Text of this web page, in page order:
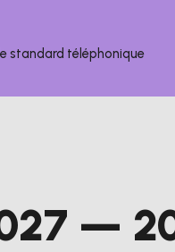
standard téléphonique
—